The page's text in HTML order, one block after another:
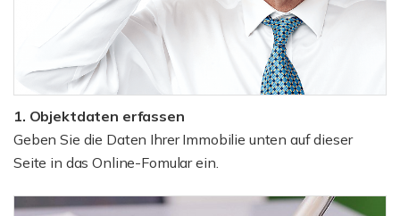
1. Objektdaten erfassen
Geben Sie die Daten Ihrer Immobilie unten auf dieser
Seite in das Online-Fomular ein.